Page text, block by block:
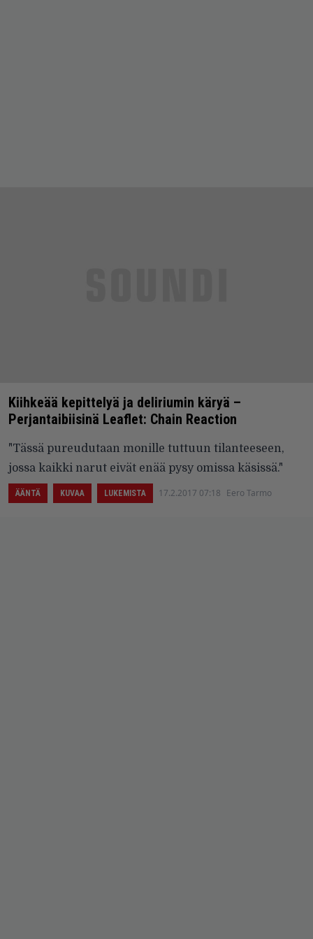
Kiihkeää kepittelyä ja deliriumin käryä –
Perjantaibiisinä Leaflet: Chain Reaction
"Tässä pureudutaan monille tuttuun tilanteeseen,
jossa kaikki narut eivät enää pysy omissa käsissä."
ÄÄNTÄ KUVAA LUKEMISTA 17.2.2017 07:18 Eero Tarmo